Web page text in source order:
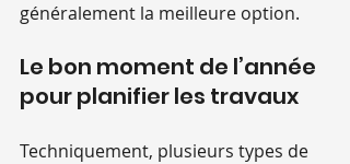
généralement la meilleure option.
Le bon moment de l’année
pour planifier les travaux
Techniquement, plusieurs types de